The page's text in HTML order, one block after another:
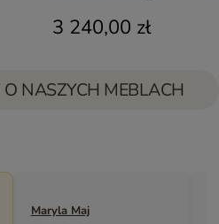
3 240,00 zł
NASZYCH MEBLACH
Monika Andrzejewska